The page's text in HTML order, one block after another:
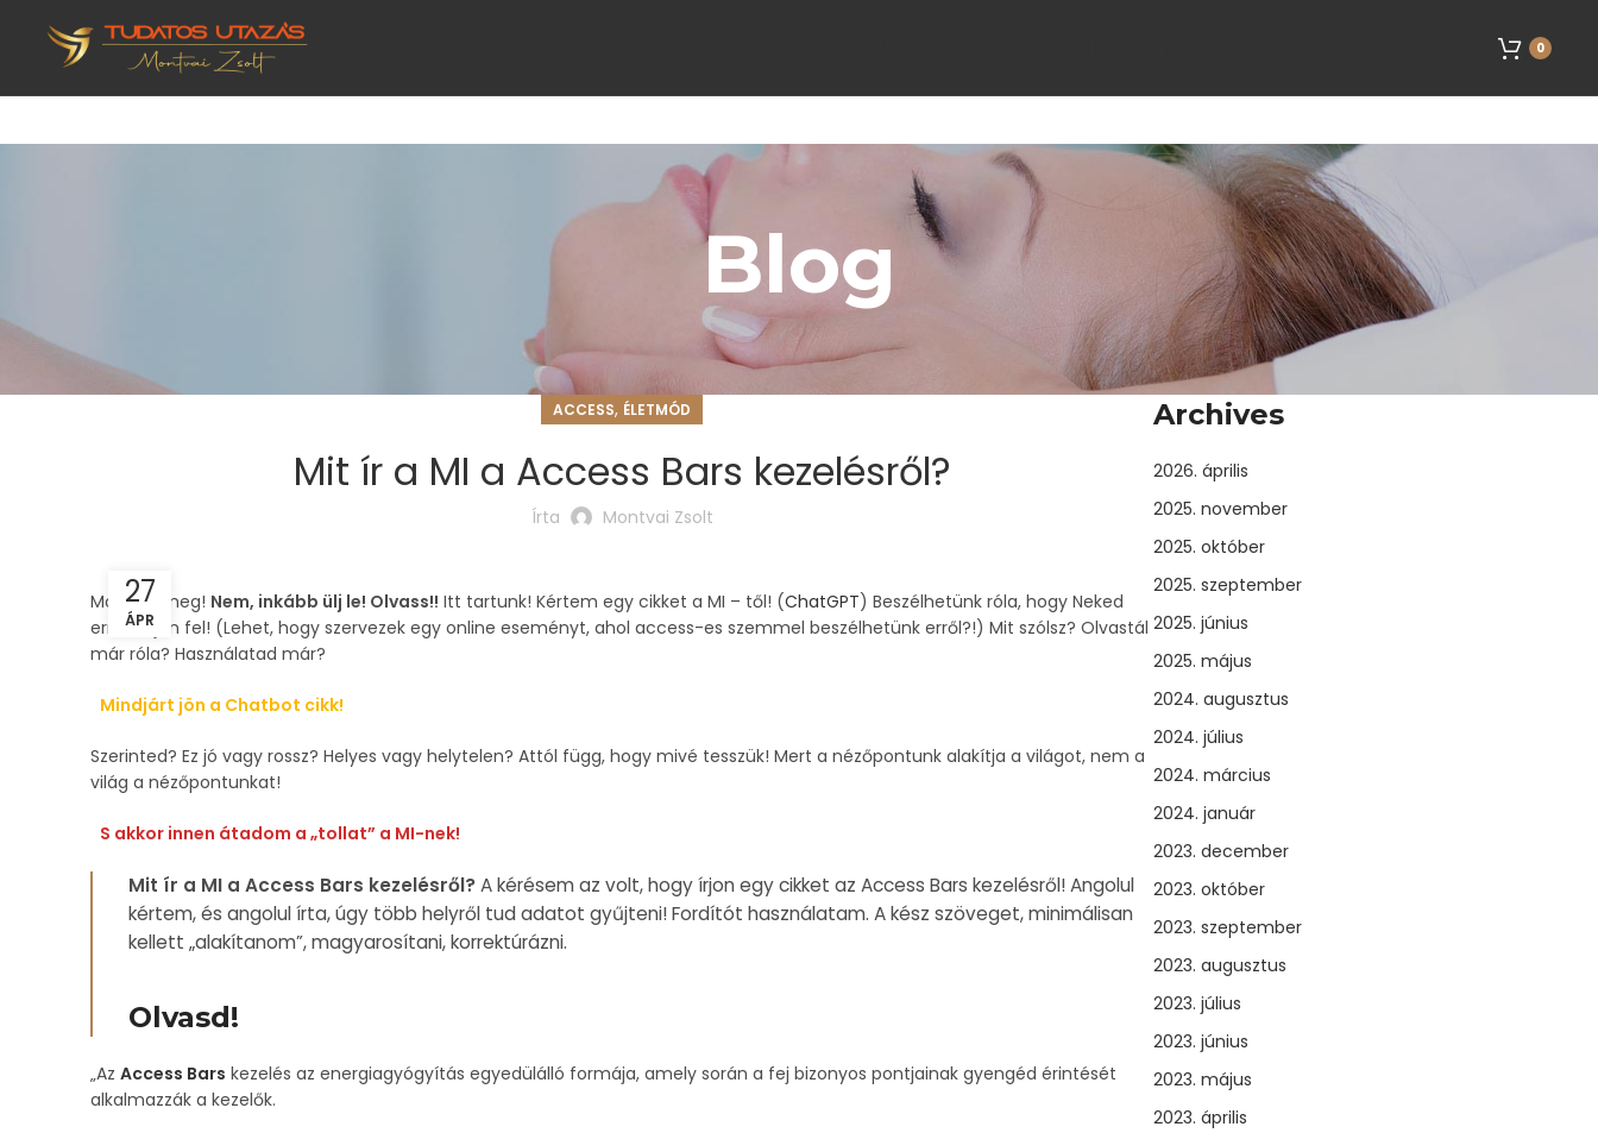
0
Blog
ACCESS, ÉLETMÓD
Mit ír a MI a Access Bars kezelésről?
Írta Montvai Zsolt
27
ÁPR
Most állj meg! Nem, inkább ülj le! Olvass!! Itt tartunk! Kértem egy cikket a MI – től! (ChatGPT) Beszélhetünk róla, hogy Neked
erre mi jön fel! (Lehet, hogy szervezek egy online eseményt, ahol access-es szemmel beszélhetünk erről?!) Mit szólsz? Olvastál
már róla? Használatad már?
Mindjárt jön a Chatbot cikk!
Szerinted? Ez jó vagy rossz? Helyes vagy helytelen? Attól függ, hogy mivé tesszük! Mert a nézőpontunk alakítja a világot, nem a
világ a nézőpontunkat!
S akkor innen átadom a „tollat” a MI-nek!
Mit ír a MI a Access Bars kezelésről? A kérésem az volt, hogy írjon egy cikket az Access Bars kezelésről! Angolul
kértem, és angolul írta, úgy több helyről tud adatot gyűjteni! Fordítót használatam. A kész szöveget, minimálisan
kellett „alakítanom”, magyarosítani, korrektúrázni.
Olvasd!
„Az Access Bars kezelés az energiagyógyítás egyedülálló formája, amely során a fej bizonyos pontjainak gyengéd érintését
alkalmazzák a kezelők.
Archives
2026. április
2025. november
2025. október
2025. szeptember
2025. június
2025. május
2024. augusztus
2024. július
2024. március
2024. január
2023. december
2023. október
2023. szeptember
2023. augusztus
2023. július
2023. június
2023. május
2023. április